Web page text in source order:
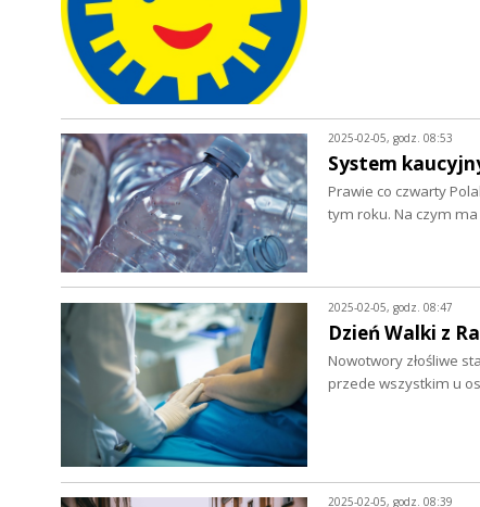
2025-02-05, godz. 08:53
System
Prawie co czwarty
tym roku. Na czym
2025-02-05, godz. 08:47
Dzień Walki z
Nowotwory złośliwe
przede wszystkim u
2025-02-05, godz. 08:39